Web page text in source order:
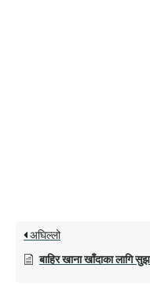
अघिल्लो
बाहिर खाना खाँदाका लागि